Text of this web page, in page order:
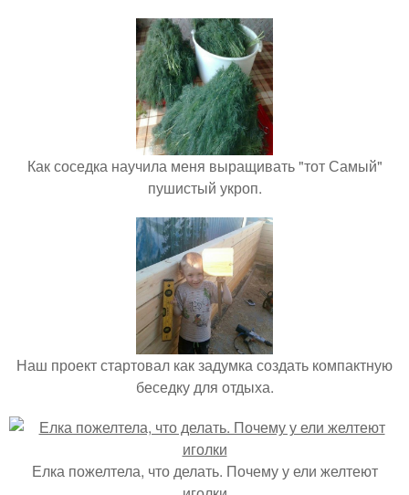
Как соседка научила меня выращивать "тот Самый"
пушистый укроп.
Наш проект стартовал как задумка создать компактную
беседку для отдыха.
Елка пожелтела, что делать. Почему у ели желтеют